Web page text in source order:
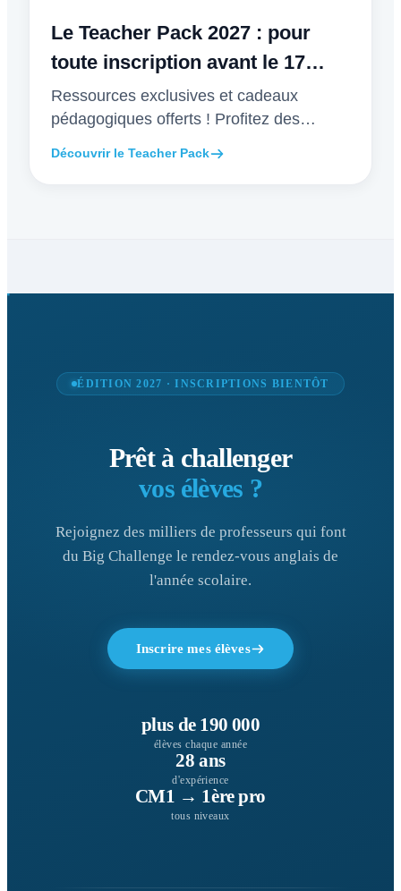
Le Teacher Pack 2027 : pour
toute inscription avant le 17
décembre
Ressources exclusives et cadeaux
pédagogiques offerts ! Profitez des
Découvrir le Teacher Pack
ÉDITION 2027 · INSCRIPTIONS BIENTÔT
Prêt à challenger
vos élèves ?
Rejoignez des milliers de professeurs qui font
du Big Challenge le rendez-vous anglais de
l'année scolaire.
Inscrire mes élèves
plus de 190 000
élèves chaque année
28 ans
d'expérience
CM1 → 1ère pro
tous niveaux